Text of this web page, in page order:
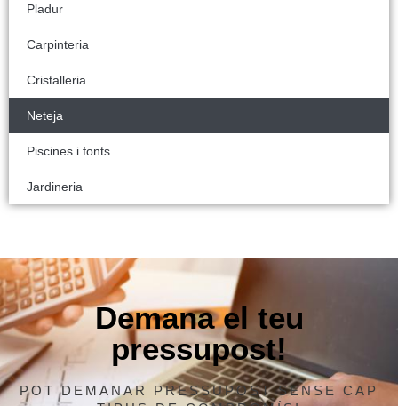
Pladur
Carpinteria
Cristalleria
Neteja
Piscines i fonts
Jardineria
Demana el teu
pressupost!
POT DEMANAR PRESSUPOST SENSE CAP